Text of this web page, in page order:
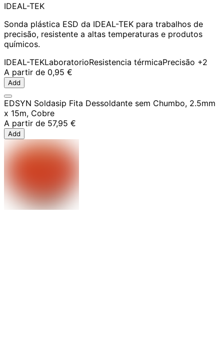
IDEAL-TEK
Sonda plástica ESD da IDEAL-TEK para trabalhos de
precisão, resistente a altas temperaturas e produtos
químicos.
IDEAL-TEKLaboratorioResistencia térmicaPrecisão +2
A partir de 0,95 €
Add
EDSYN Soldasip Fita Dessoldante sem Chumbo, 2.5mm
x 15m, Cobre
A partir de 57,95 €
Add